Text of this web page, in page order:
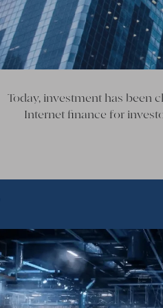
Today, investment has been
Internet finance for